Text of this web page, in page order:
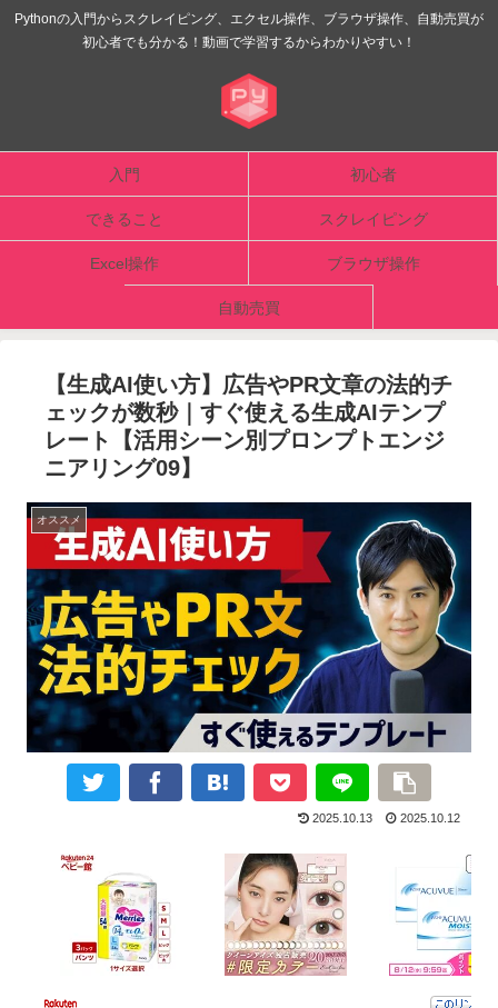
Pythonの入門からスクレイピング、エクセル操作、ブラウザ操作、自動売買が
初心者でも分かる！動画で学習するからわかりやすい！
入門 初心者
できること スクレイピング
Excel操作 ブラウザ操作
自動売買
【生成AI使い方】広告やPR文章の法的チ
ェックが数秒｜すぐ使える生成AIテンプ
レート【活用シーン別プロンプトエンジ
ニアリング09】
オススメ
2025.10.13 2025.10.12